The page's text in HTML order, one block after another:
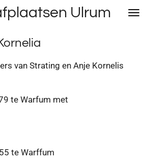
Ulrum
Strating en Anje Kornelis
te Warfum met
te Warffum